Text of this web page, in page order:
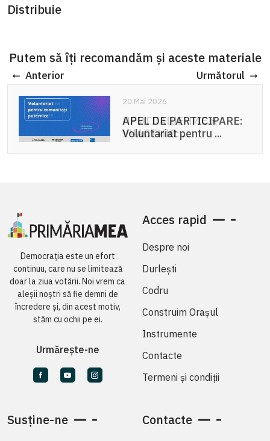
Distribuie
Putem să îți recomandăm și aceste materiale
Anterior Următorul
20 Mai 2026
APEL DE PARTICIPARE:
Voluntariat pentru ...
Democrația este un efort
continuu, care nu se limitează
doar la ziua votării. Noi vrem ca
aleșii noștri să fie demni de
încredere și, din acest motiv,
stăm cu ochii pe ei.
Urmărește-ne
Acces rapid
Despre noi
Durlești
Codru
Construim Orașul
Instrumente
Contacte
Termeni și condiții
Susține-ne Contacte